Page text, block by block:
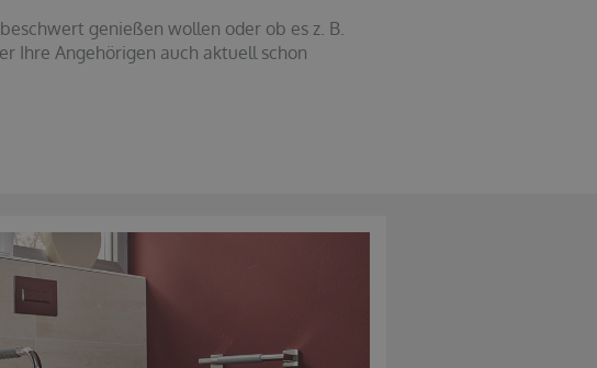
genießen wollen oder ob es z. B.
Ihre Angehörigen auch aktuell schon